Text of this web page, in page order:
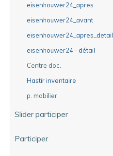
eisenhouwer24_apres
eisenhouwer24_avant
eisenhouwer24_apres_detail
eisenhouwer24 - détail
Centre doc.
Hastir inventaire
p. mobilier
Slider participer
Participer